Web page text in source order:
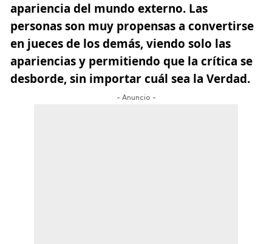
apariencia del mundo externo. Las
personas son muy propensas a convertirse
en jueces de los demás, viendo solo las
apariencias y permitiendo que la crítica se
desborde, sin importar cuál sea la Verdad.
- Anuncio -